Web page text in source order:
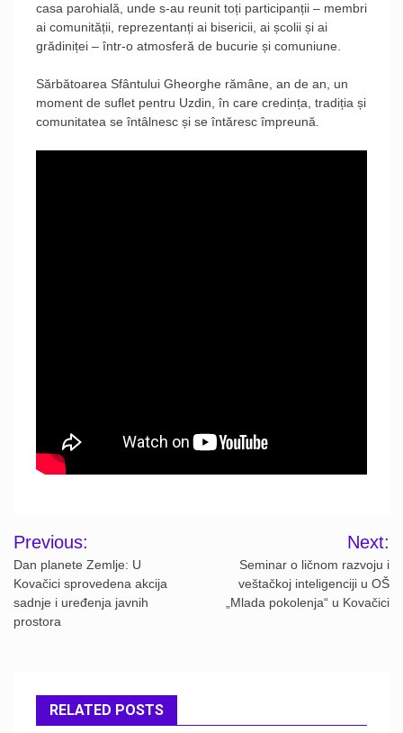
casa parohială, unde s-au reunit toți participanții – membri
ai comunității, reprezentanți ai bisericii, ai școlii și ai
grădiniței – într-o atmosferă de bucurie și comuniune.
Sărbătoarea Sfântului Gheorghe rămâne, an de an, un
moment de suflet pentru Uzdin, în care credința, tradiția și
comunitatea se întâlnesc și se întăresc împreună.
Post
navigation
Previous:
Dan planete Zemlje: U
Kovačici sprovedena akcija
sadnje i uređenja javnih
prostora
Next:
Seminar o ličnom razvoju i
veštačkoj inteligenciji u OŠ
„Mlada pokolenja“ u Kovačici
RELATED POSTS